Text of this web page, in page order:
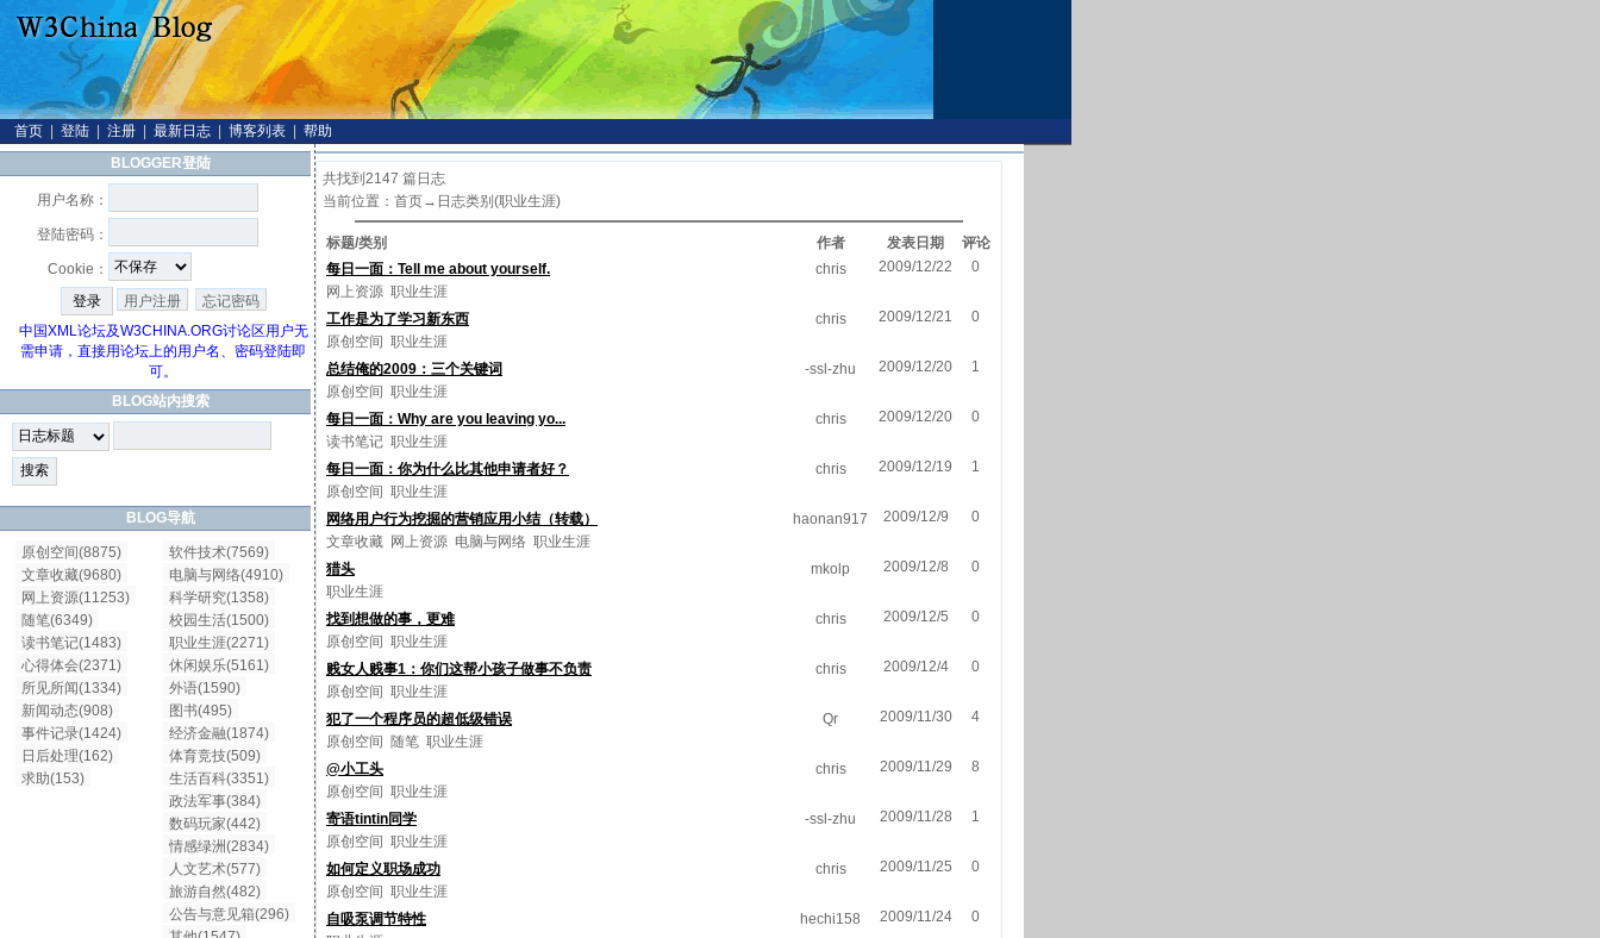
首页 登陆 注册 最新日志 博客列表
帮助
BLOGGER登陆
用户名称：
登陆密码：
Cookie：
用户注册
忘记密码
中国XML论坛及W3CHINA.ORG讨论区用户无
需申请，直接用论坛上的用户名、密码登陆即
可。
BLOG站内搜索
BLOG导航
原创空间(8875)
文章收藏(9680)
网上资源(11253)
随笔(6349)
读书笔记(1483)
心得体会(2371)
所见所闻(1334)
新闻动态(908)
事件记录(1424)
日后处理(162)
求助(153)
软件技术(7569)
电脑与网络(4910)
科学研究(1358)
校园生活(1500)
职业生涯(2271)
休闲娱乐(5161)
外语(1590)
图书(495)
经济金融(1874)
体育竞技(509)
生活百科(3351)
政法军事(384)
数码玩家(442)
情感绿洲(2834)
人文艺术(577)
旅游自然(482)
公告与意见箱(296)
共找到2147 篇日志
当前位置： 首页→日志类别(职业生涯)
标题/类别 作者 发表日期
评论
每日一面：Tell me about yourself.
网上资源 职业生涯
chris 2009/12/22 0
工作是为了学习新东西
原创空间 职业生涯
chris 2009/12/21 0
总结俺的2009：三个关键词
原创空间 职业生涯
-ssl-zhu 2009/12/20 1
每日一面：Why are you leaving yo...
读书笔记 职业生涯
chris 2009/12/20 0
每日一面：你为什么比其他申请者好？
原创空间 职业生涯
chris 2009/12/19 1
网络用户行为挖掘的营销应用小结（转载）
文章收藏 网上资源 电脑与网络 职业生涯
haonan917 2009/12/9 0
猎头
职业生涯
mkolp 2009/12/8 0
找到想做的事，更难
原创空间 职业生涯
chris 2009/12/5 0
贱女人贱事1：你们这帮小孩子做事不负责
原创空间 职业生涯
chris 2009/12/4 0
犯了一个程序员的超低级错误
原创空间
随笔 职业生涯
Qr 2009/11/30 4
@小工头
原创空间 职业生涯
chris 2009/11/29 8
寄语tintin同学
原创空间 职业生涯
-ssl-zhu 2009/11/28 1
如何定义职场成功
原创空间 职业生涯
chris 2009/11/25 0
自吸泵调节特性
hechi158 2009/11/24 0